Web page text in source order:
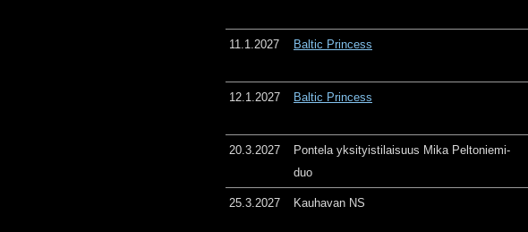
11.1.2027 Baltic Princess
12.1.2027 Baltic Princess
20.3.2027
Pontela yksityistilaisuus Mika Peltoniemi-
duo
25.3.2027 Kauhavan NS